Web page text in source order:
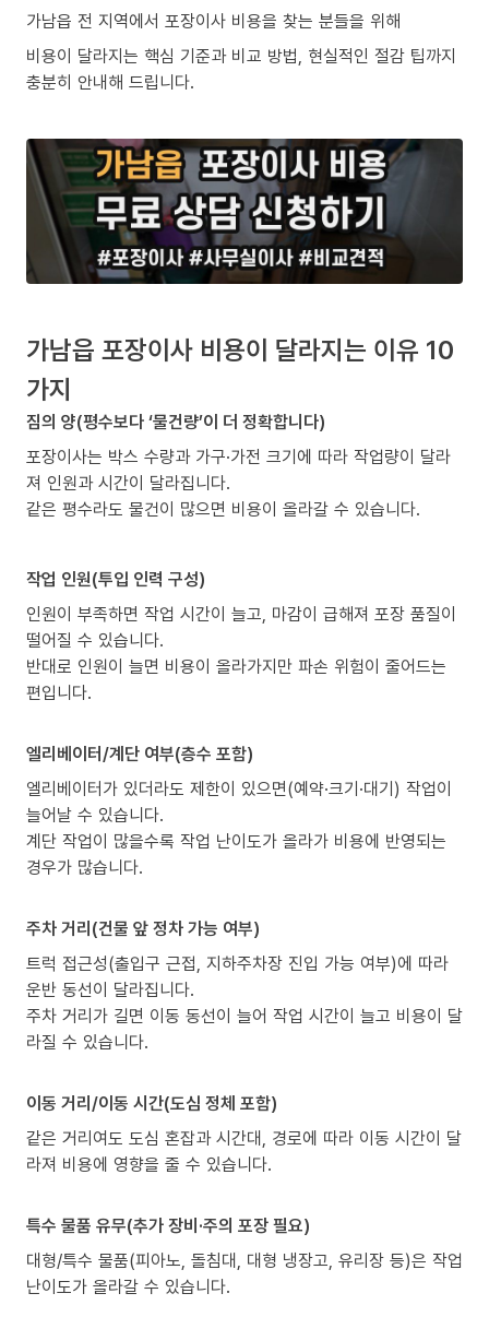
가남읍 전 지역에서 포장이사 비용을 찾는 분들을 위해
비용이 달라지는 핵심 기준과 비교 방법, 현실적인 절감 팁까지
충분히 안내해 드립니다.
가남읍 포장이사 비용이 달라지는 이유 10
가지
짐의 양(평수보다 ‘물건량’이 더 정확합니다)
포장이사는 박스 수량과 가구·가전 크기에 따라 작업량이 달라
져 인원과 시간이 달라집니다.
같은 평수라도 물건이 많으면 비용이 올라갈 수 있습니다.
작업 인원(투입 인력 구성)
인원이 부족하면 작업 시간이 늘고, 마감이 급해져 포장 품질이
떨어질 수 있습니다.
반대로 인원이 늘면 비용이 올라가지만 파손 위험이 줄어드는
편입니다.
엘리베이터/계단 여부(층수 포함)
엘리베이터가 있더라도 제한이 있으면(예약·크기·대기) 작업이
늘어날 수 있습니다.
계단 작업이 많을수록 작업 난이도가 올라가 비용에 반영되는
경우가 많습니다.
주차 거리(건물 앞 정차 가능 여부)
트럭 접근성(출입구 근접, 지하주차장 진입 가능 여부)에 따라
운반 동선이 달라집니다.
주차 거리가 길면 이동 동선이 늘어 작업 시간이 늘고 비용이 달
라질 수 있습니다.
이동 거리/이동 시간(도심 정체 포함)
같은 거리여도 도심 혼잡과 시간대, 경로에 따라 이동 시간이 달
라져 비용에 영향을 줄 수 있습니다.
특수 물품 유무(추가 장비·주의 포장 필요)
대형/특수 물품(피아노, 돌침대, 대형 냉장고, 유리장 등)은 작업
난이도가 올라갈 수 있습니다.